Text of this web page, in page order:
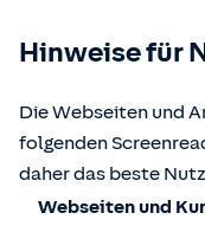
Hinweise für
Die Webseiten und
folgenden
daher das beste
Webseiten und